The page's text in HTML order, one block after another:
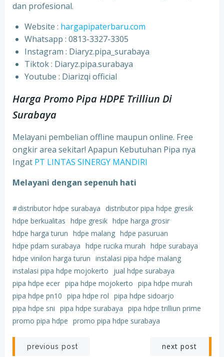
dan profesional.
Website : hargapipaterbaru.com
Whatsapp : 0813-3327-3305
⁠Instagram : Diaryz.pipa_surabaya
⁠Tiktok : Diaryz.pipa.surabaya
⁠Youtube : Diarizqi official
Harga Promo Pipa HDPE Trilliun Di
Surabaya
Melayani pembelian offline maupun online. Free
ongkir area sekitar! Apapun Kebutuhan Pipa nya
Ingat PT LINTAS SINERGY MANDIRI
Melayani dengan sepenuh hati
#distributor hdpe surabaya
distributor pipa hdpe gresik
hdpe berkualitas hdpe gresik hdpe harga grosir
hdpe harga turun hdpe malang hdpe pasuruan
hdpe pdam surabaya hdpe rucika murah hdpe surabaya
hdpe vinilon harga turun instalasi pipa hdpe malang
instalasi pipa hdpe mojokerto
jual hdpe surabaya
pipa hdpe ecer pipa hdpe mojokerto pipa hdpe murah
pipa hdpe pn10 pipa hdpe rol pipa hdpe sidoarjo
pipa hdpe sni pipa hdpe surabaya pipa hdpe trilliun prime
promo pipa hdpe promo pipa hdpe surabaya
Post
previous post next post